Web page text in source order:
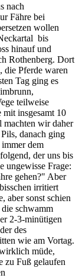
nach
Fähre bei
wollen
bis
hinauf und
Rothenberg. Dort
Pferde waren
Tag ging es
teilweise
mit insgesamt 10
wir daher
danach ging
dem
der uns bis
ungewisse Frage:
gehen?" Aber
irritiert
aber sonst schien
schwamm
2-3-minütigen
des
wie am Vortag.
müde,
zu Fuß gelaufen